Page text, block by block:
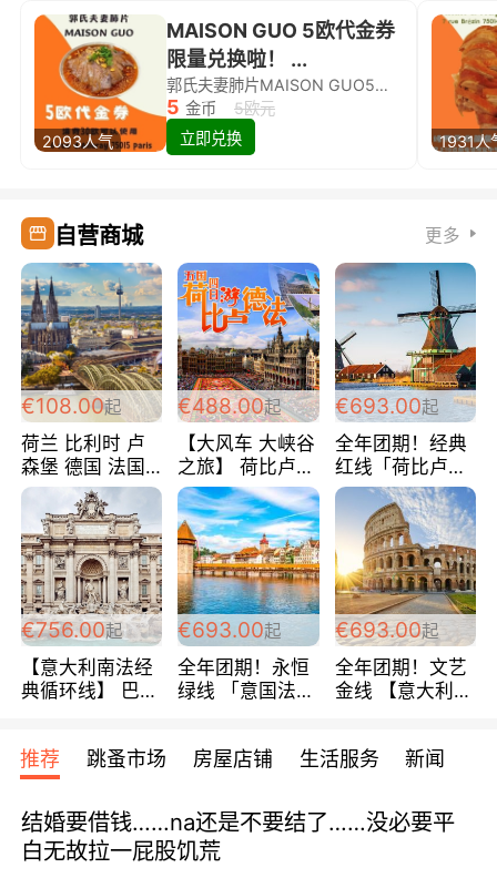
2093人气
MAISON GUO 5欧代金券
限量兑换啦！ ...
郭氏夫妻肺片MAISON GUO5欧代金券限量兑换啦！
5 金币
5欧元
立即兑换
1931人
自营商城 更多
€108.00起
荷兰 比利时 卢
森堡 德国 法国
超爽玩遍西欧 循
环线 全程四星宾
馆 108欧/人/天
€488.00起
【大风车 大峡谷
之旅】 荷比卢德
法 巴黎上下 经
典五国四日游
488欧/人
€693.00起
全年团期！经典
红线「荷比卢德
法」七天循环 五
国 仅售99欧/人/
天！巴黎上下！
包拼房~
€756.00起
【意大利南法经
典循环线】 巴黎
宾馆 108欧/天起
全程756欧/位
€693.00起
全年团期！永恒
绿线 「意国法
欧/天起 ~包拼房
€693.00起
全年团期！文艺
金线 【意大利一
每周铁发！
推荐 跳蚤市场 房屋店铺 生活服务 新闻
结婚要借钱……na还是不要结了……没必要平
白无故拉一屁股饥荒